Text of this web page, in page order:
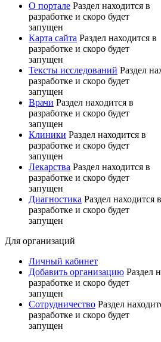
О портале Раздел находится в
разработке и скоро будет
запущен
Карта сайта Раздел находится в
разработке и скоро будет
запущен
Тексты исследований Раздел
разработке и скоро будет
запущен
Врачи Раздел находится в
разработке и скоро будет
запущен
Клиники Раздел находится в
разработке и скоро будет
запущен
Лекарства Раздел находится в
разработке и скоро будет
запущен
Диагностика Раздел находится в
разработке и скоро будет
запущен
Для организаций
Личный кабинет
Добавить организацию Раздел
разработке и скоро будет
запущен
Сотрудничество Раздел
разработке и скоро будет
запущен